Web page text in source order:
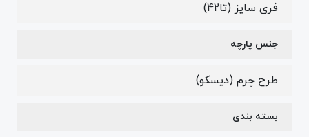
فری سایز (تا42)
جنس پارچه
طرح چرم (دیسکو)
بسته بندی